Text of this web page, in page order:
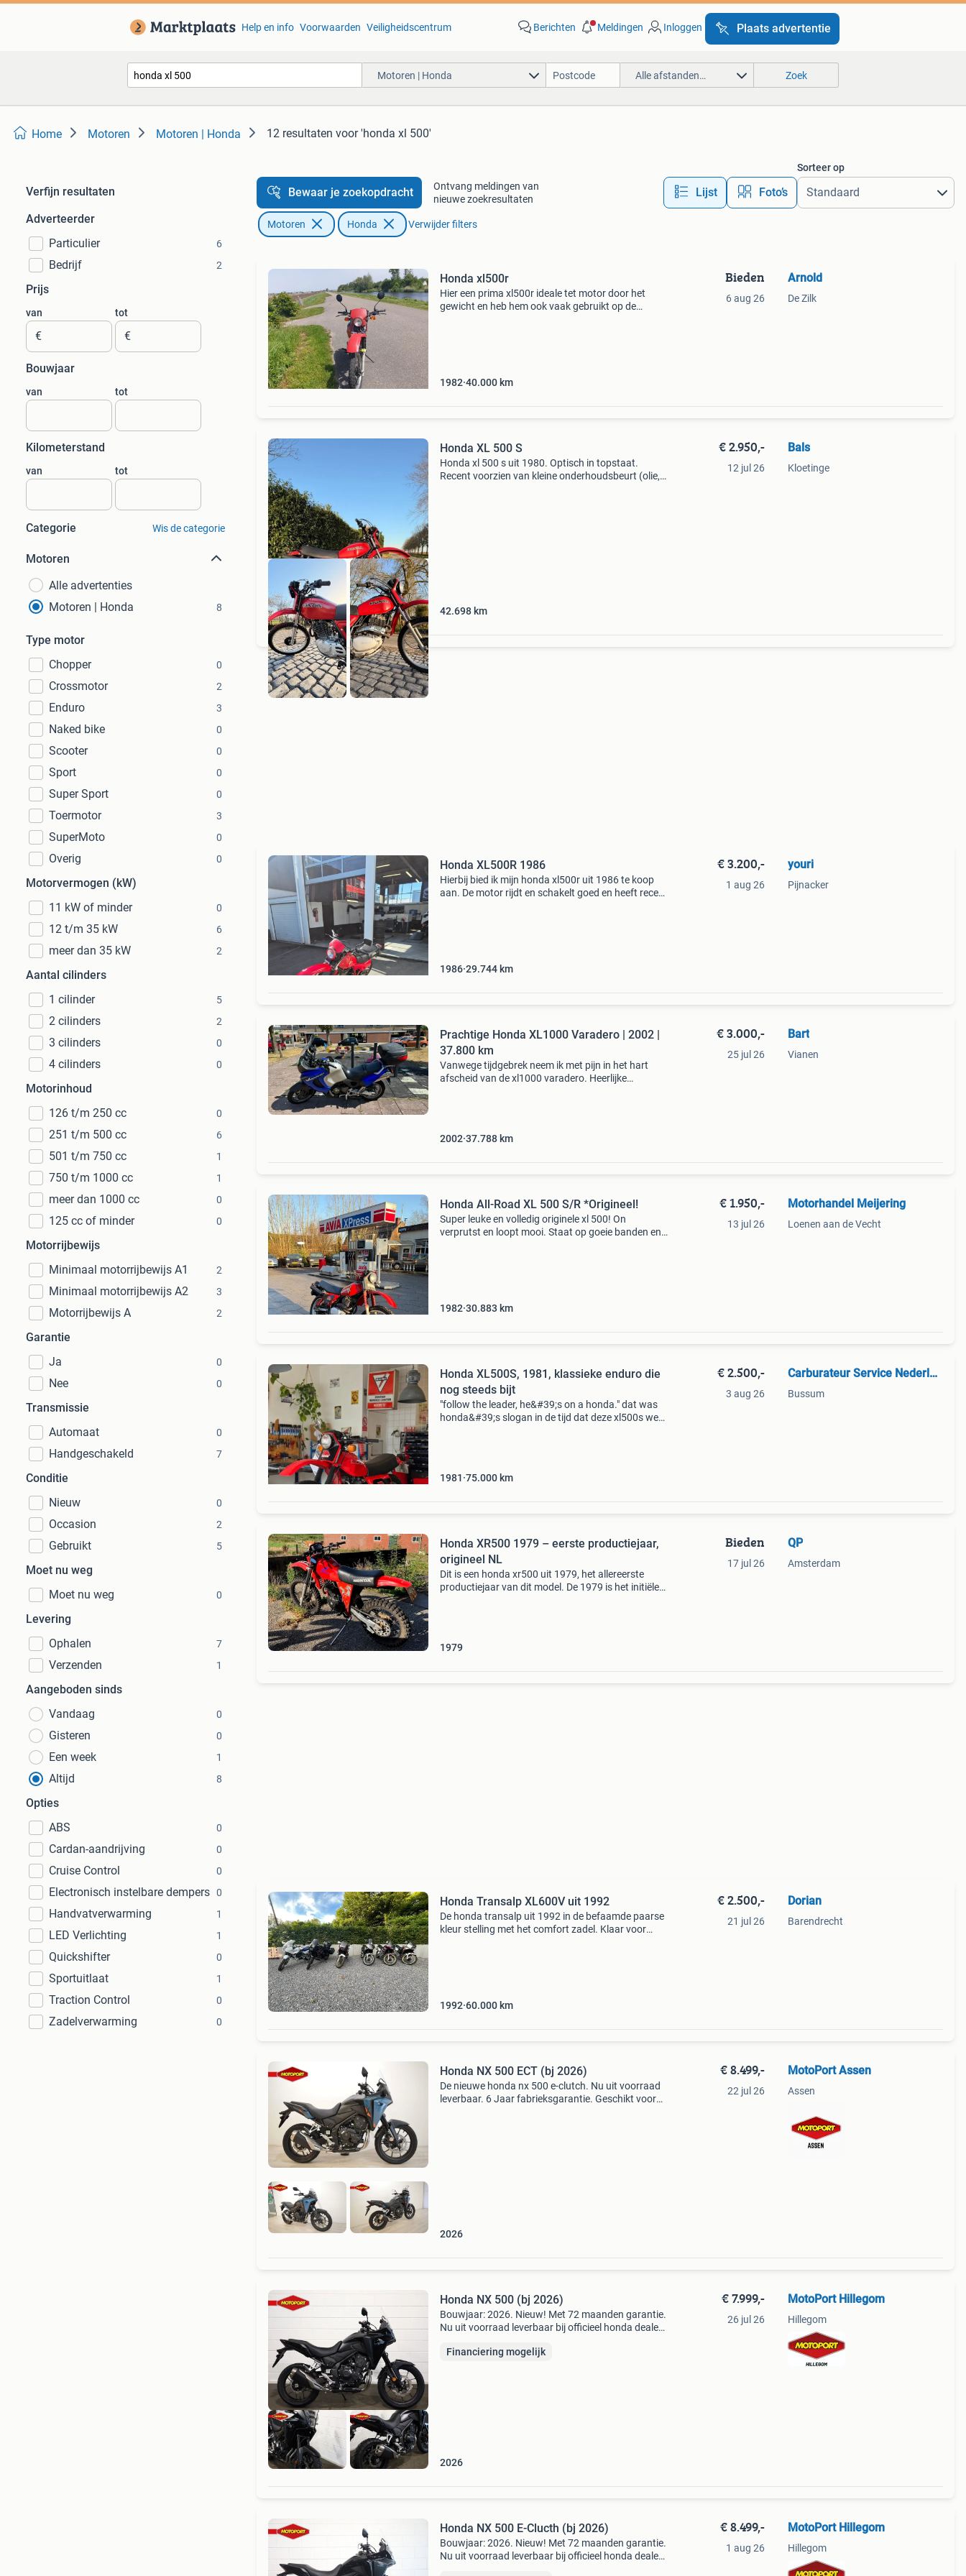
Help en info Voorwaarden Veiligheidscentrum Berichten Meldingen Inloggen Plaats advertentie
Motoren | Honda Alle afstanden… Zoek
Home Motoren Motoren | Honda 12 resultaten voor 'honda xl 500'
Verfijn resultaten
Adverteerder
Particulier
6
Bedrijf 2
Prijs
van
€
tot
€
Bouwjaar
van tot
Kilometerstand
van tot
Categorie Wis de categorie
Motoren
Alle advertenties
Motoren | Honda
8
Type motor
Chopper
0
Crossmotor 2
Enduro 3
Naked bike 0
Scooter 0
Sport 0
Super Sport 0
Toermotor 3
SuperMoto 0
Overig 0
Motorvermogen (kW)
11 kW of minder
0
12 t/m 35 kW 6
meer dan 35 kW 2
Aantal cilinders
1 cilinder
5
2 cilinders 2
3 cilinders 0
4 cilinders 0
Motorinhoud
126 t/m 250 cc
0
251 t/m 500 cc 6
501 t/m 750 cc 1
750 t/m 1000 cc 1
meer dan 1000 cc 0
125 cc of minder 0
Motorrijbewijs
Minimaal motorrijbewijs A1
2
Minimaal motorrijbewijs A2 3
Motorrijbewijs A 2
Garantie
Ja
0
Nee 0
Transmissie
Automaat
0
Handgeschakeld 7
Conditie
Nieuw
0
Occasion 2
Gebruikt 5
Moet nu weg
Moet nu weg
0
Levering
Ophalen
7
Verzenden 1
Aangeboden sinds
Vandaag
0
Gisteren 0
Een week 1
Altijd 8
Opties
ABS
0
Cardan-aandrijving 0
Cruise Control 0
Electronisch instelbare dempers 0
Handvatverwarming 1
LED Verlichting 1
Quickshifter 0
Sportuitlaat 1
Traction Control 0
Zadelverwarming 0
Bewaar je zoekopdracht
Ontvang meldingen van
nieuwe zoekresultaten
Lijst Foto’s
Sorteer op
Motoren Honda Verwijder filters
Honda xl500r
Hier een prima xl500r ideale tet motor door het
gewicht en heb hem ook vaak gebruikt op de
1982 40.000 km
Bieden
6 aug 26
Arnold
De Zilk
Honda XL 500 S
Honda xl 500 s uit 1980. Optisch in topstaat.
Recent voorzien van kleine onderhoudsbeurt (olie,
42.698 km
€ 2.950,-
12 jul 26
Bals
Kloetinge
Honda XL500R 1986
Hierbij bied ik mijn honda xl500r uit 1986 te koop
aan. De motor rijdt en schakelt goed en heeft recent
1986 29.744 km
€ 3.200,-
1 aug 26
youri
Pijnacker
Prachtige Honda XL1000 Varadero | 2002 |
37.800 km
Vanwege tijdgebrek neem ik met pijn in het hart
afscheid van de xl1000 varadero. Heerlijke
2002 37.788 km
€ 3.000,-
25 jul 26
Bart
Vianen
Honda All-Road XL 500 S/R *Origineel!
Super leuke en volledig originele xl 500! On
verprutst en loopt mooi. Staat op goeie banden en
1982 30.883 km
€ 1.950,-
13 jul 26
Motorhandel Meijering
Loenen aan de Vecht
Honda XL500S, 1981, klassieke enduro die
nog steeds bijt
"follow the leader, he&#39;s on a honda." dat was
honda&#39;s slogan in de tijd dat deze xl500s werd
1981 75.000 km
€ 2.500,-
3 aug 26
Carburateur Service Nederland
Bussum
Honda XR500 1979 – eerste productiejaar,
origineel NL
Dit is een honda xr500 uit 1979, het allereerste
productiejaar van dit model. De 1979 is het initiële
1979
Bieden
17 jul 26
QP
Amsterdam
Honda Transalp XL600V uit 1992
De honda transalp uit 1992 in de befaamde paarse
kleur stelling met het comfort zadel. Klaar voor
1992 60.000 km
€ 2.500,-
21 jul 26
Dorian
Barendrecht
Honda NX 500 ECT (bj 2026)
De nieuwe honda nx 500 e-clutch. Nu uit voorraad
leverbaar. 6 Jaar fabrieksgarantie. Geschikt voor
2026
€ 8.499,-
22 jul 26
MotoPort Assen
Assen
Honda NX 500 (bj 2026)
Bouwjaar: 2026. Nieuw! Met 72 maanden garantie.
Nu uit voorraad leverbaar bij officieel honda dealer
voor het motor/scooter rijden vind je bij motopor
Financiering mogelijk
2026
€ 7.999,-
26 jul 26
MotoPort Hillegom
Hillegom
Honda NX 500 E-Clucth (bj 2026)
Bouwjaar: 2026. Nieuw! Met 72 maanden garantie.
Nu uit voorraad leverbaar bij officieel honda dealer
€ 8.499,-
1 aug 26
MotoPort Hillegom
Hillegom